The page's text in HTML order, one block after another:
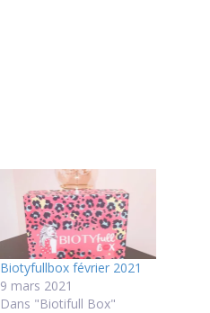
Biotyfullbox février 2021
9 mars 2021
Dans "Biotifull Box"